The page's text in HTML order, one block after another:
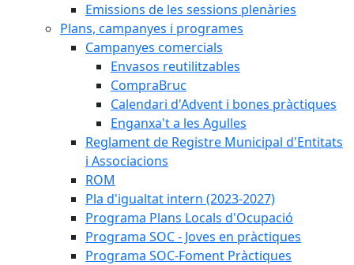
Emissions de les sessions plenàries
Plans, campanyes i programes
Campanyes comercials
Envasos reutilitzables
CompraBruc
Calendari d'Advent i bones pràctiques
Enganxa't a les Agulles
Reglament de Registre Municipal d'Entitats
i Associacions
ROM
Pla d'igualtat intern (2023-2027)
Programa Plans Locals d'Ocupació
Programa SOC - Joves en pràctiques
Programa SOC-Foment Pràctiques